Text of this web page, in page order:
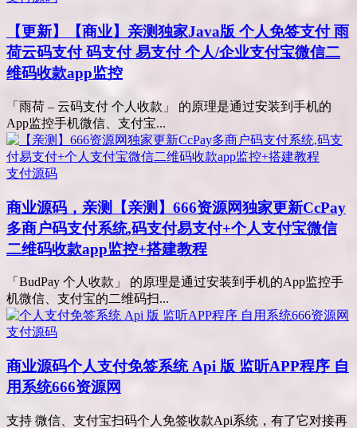
【更新】【商业】亲测独家Java版 个人免签支付 雨
荷云码支付 码支付 易支付 个人/企业支付宝微信二
维码收款app监控
「雨荷 – 云码支付 个人收款」 的原理是通过安装到手机的
App监控手机微信、支付宝...
支付源码
商业源码，亲测
【亲测】666资源网独家更新CcPay
多商户码支付系统,码支付易支付+个人支付宝微信
二维码收款app监控+搭建教程
「BudPay 个人收款」 的原理是通过安装到手机的App监控手
机微信、支付宝的二维码扫...
支付源码
商业源码个人支付免签系统 Api 版 监听APP程序 自
用系统666资源网
支持 微信、支付宝扫码个人免签收款Api系统，有了它对接再